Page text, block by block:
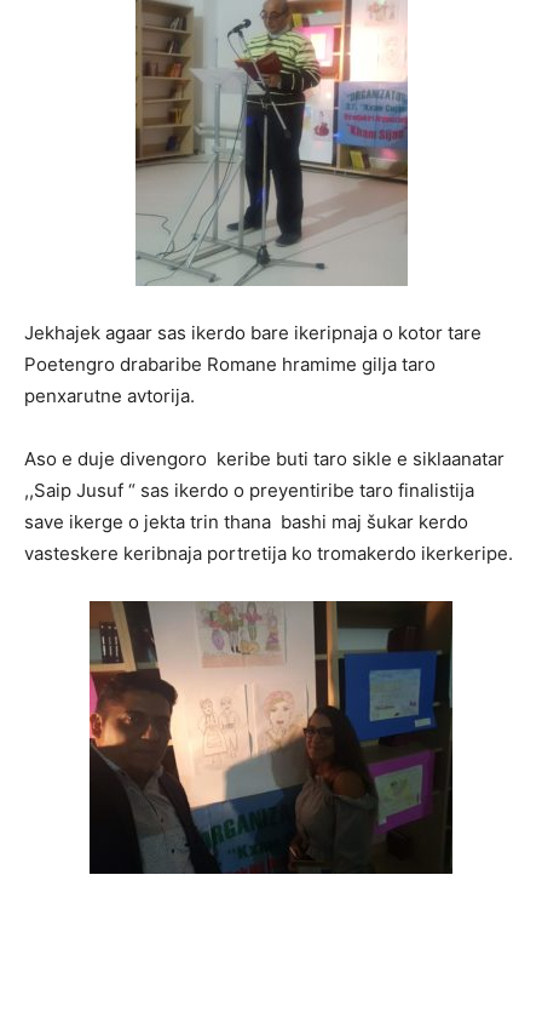
Jekhajek agaar sas ikerdo bare ikeripnaja o kotor tare
Poetengro drabaribe Romane hramime gilja taro
penxarutne avtorija.
Aso e duje divengoro keribe buti taro sikle e siklaanatar
,,Saip Jusuf “ sas ikerdo o preyentiribe taro finalistija
save ikerge o jekta trin thana bashi maj šukar kerdo
vasteskere keribnaja portretija ko tromakerdo ikerkeripe.